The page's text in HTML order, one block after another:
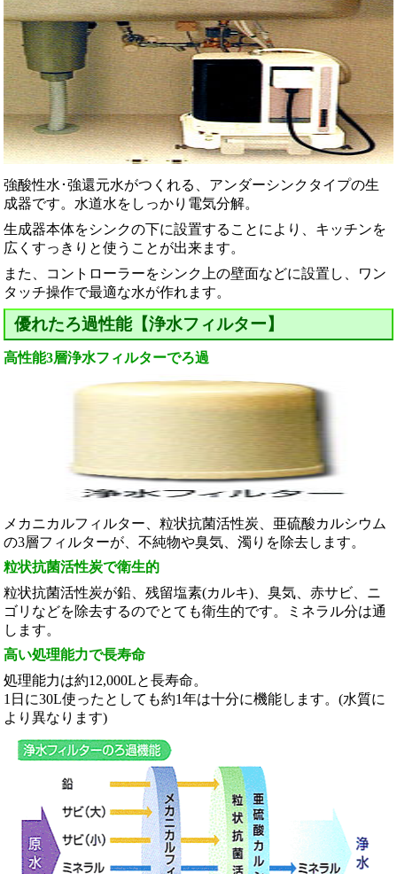
強酸性水･強還元水がつくれる、アンダーシンクタイプの生
成器です。水道水をしっかり電気分解。
生成器本体をシンクの下に設置することにより、キッチンを
広くすっきりと使うことが出来ます。
また、コントローラーをシンク上の壁面などに設置し、ワン
タッチ操作で最適な水が作れます。
優れたろ過性能【浄水フィルター】
高性能3層浄水フィルターでろ過
メカニカルフィルター、粒状抗菌活性炭、亜硫酸カルシウム
の3層フィルターが、不純物や臭気、濁りを除去します。
粒状抗菌活性炭で衛生的
粒状抗菌活性炭が鉛、残留塩素(カルキ)、臭気、赤サビ、ニ
ゴリなどを除去するのでとても衛生的です。ミネラル分は通
します。
高い処理能力で長寿命
処理能力は約12,000Lと長寿命。
1日に30L使ったとしても約1年は十分に機能します。(水質に
より異なります)